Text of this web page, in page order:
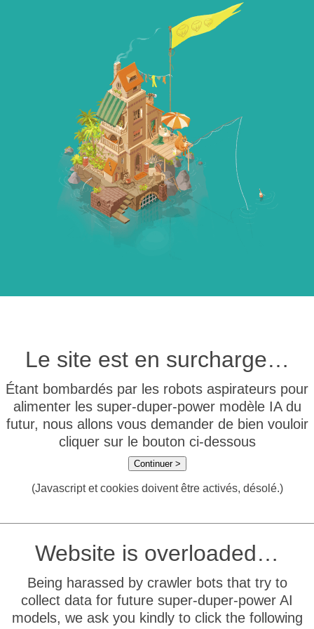
Le site est en surcharge…
Étant bombardés par les robots aspirateurs pour
alimenter les super-duper-power modèle IA du
futur, nous allons vous demander de bien vouloir
cliquer sur le bouton ci-dessous
Continuer >
(Javascript et cookies doivent être activés, désolé.)
Website is overloaded…
Being harassed by crawler bots that try to
collect data for future super-duper-power AI
models, we ask you kindly to click the following